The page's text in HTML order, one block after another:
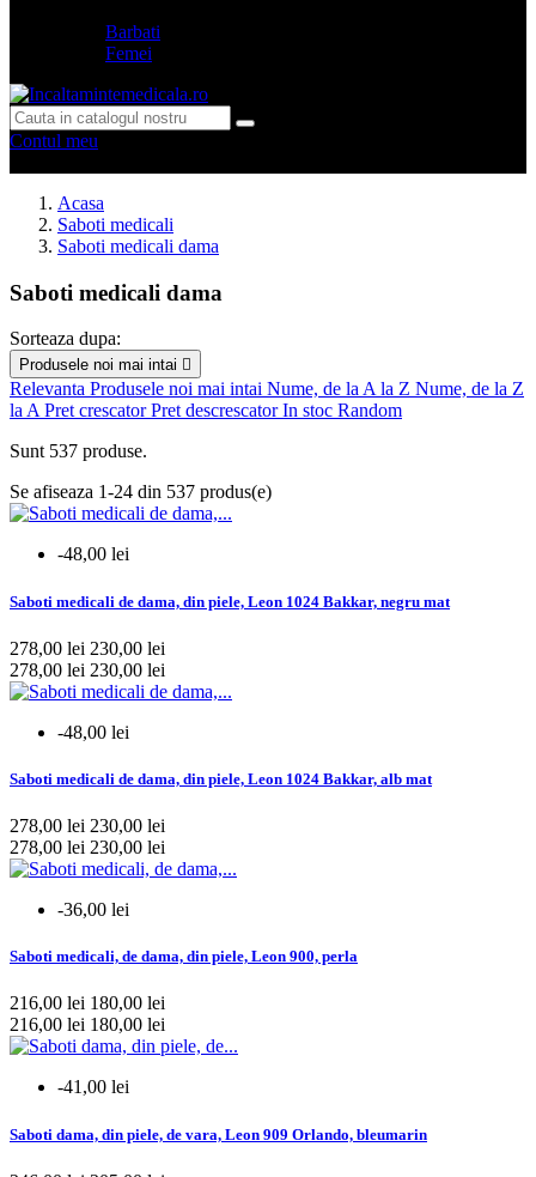
Barbati
Femei
Contul meu
Acasa
Saboti medicali
Saboti medicali dama
Sterge filtrele
Tip produs
accesorii
saboti 445
sandale 85
mai multe... mai putine
Model
barbati 10
femei 433
unisex 98
mai multe... mai putine
Colectie
de vara 145
mai multe... mai putine
Albastru 3
Bleumarin
Ciclam 1
Rosu
Violet 1
Saboti medicali dama
Sorteaza dupa:
Produsele noi mai intai 
Relevanta Produsele noi mai intai Nume, de la A la Z Nume, de la Z
la APret crescatorPret descrescatorIn stoc Random
Sunt 537 produse.
Se afiseaza 1-24 din 537 produs(e)
-48,00 lei
Saboti medicali de dama, din piele, Leon 1024 Bakkar, negru mat
278,00 lei 230,00 lei
278,00 lei 230,00 lei
-48,00 lei
Saboti medicali de dama, din piele, Leon 1024 Bakkar, alb mat
278,00 lei 230,00 lei
278,00 lei 230,00 lei
-36,00 lei
Saboti medicali, de dama, din piele, Leon 900, perla
216,00 lei 180,00 lei
216,00 lei 180,00 lei
-41,00 lei
Saboti dama, din piele, de vara, Leon 909 Orlando, bleumarin